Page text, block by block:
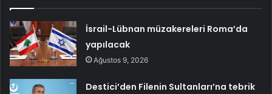
İsrail-Lübnan müzakereleri Roma’da
yapılacak
Ağustos 9, 2026
Destici’den Filenin Sultanları’na tebrik